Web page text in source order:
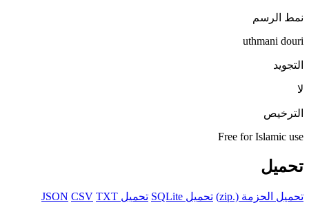
نمط الرسم
uthmani douri
التجويد
لا
الترخيص
Free for Islamic use
تحميل
تحميل الحزمة (.zip) تحميل SQLite تحميل JSON CSV TXT